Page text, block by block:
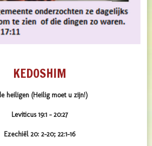
KEDOSHIM
heiligen (Heilig moet u zijn!)
Leviticus 19:1 – 20:27
Ezechiël 20: 2-20; 22:1-16